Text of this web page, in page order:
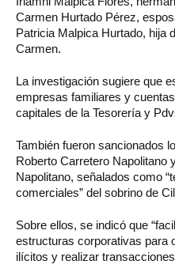
Carmen Hurtado Pérez,
Patricia Malpica Hurtado, hija
Carmen.
La investigación sugiere que
empresas familiares y
capitales de la Tesorería y
También fueron sancionados
Roberto Carretero Napolitano
Napolitano, señalados como
comerciales” del sobrino de
Sobre ellos, se indicó que
estructuras corporativas para
ilícitos y realizar